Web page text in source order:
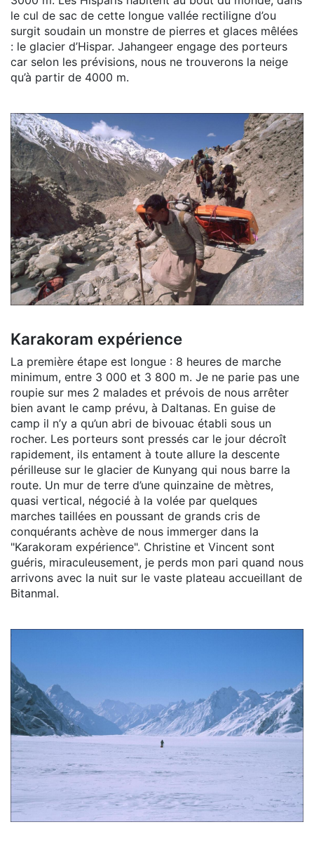
le cul de sac de cette longue vallée rectiligne d’ou
surgit soudain un monstre de pierres et glaces mêlées
: le glacier d’Hispar. Jahangeer engage des porteurs
car selon les prévisions, nous ne trouverons la neige
qu’à partir de 4000 m.
Karakoram expérience
La première étape est longue : 8 heures de marche
minimum, entre 3 000 et 3 800 m. Je ne parie pas une
roupie sur mes 2 malades et prévois de nous arrêter
bien avant le camp prévu, à Daltanas. En guise de
camp il n’y a qu’un abri de bivouac établi sous un
rocher. Les porteurs sont pressés car le jour décroît
rapidement, ils entament à toute allure la descente
périlleuse sur le glacier de Kunyang qui nous barre la
route. Un mur de terre d’une quinzaine de mètres,
quasi vertical, négocié à la volée par quelques
marches taillées en poussant de grands cris de
conquérants achève de nous immerger dans la
"Karakoram expérience". Christine et Vincent sont
guéris, miraculeusement, je perds mon pari quand nous
arrivons avec la nuit sur le vaste plateau accueillant de
Bitanmal.